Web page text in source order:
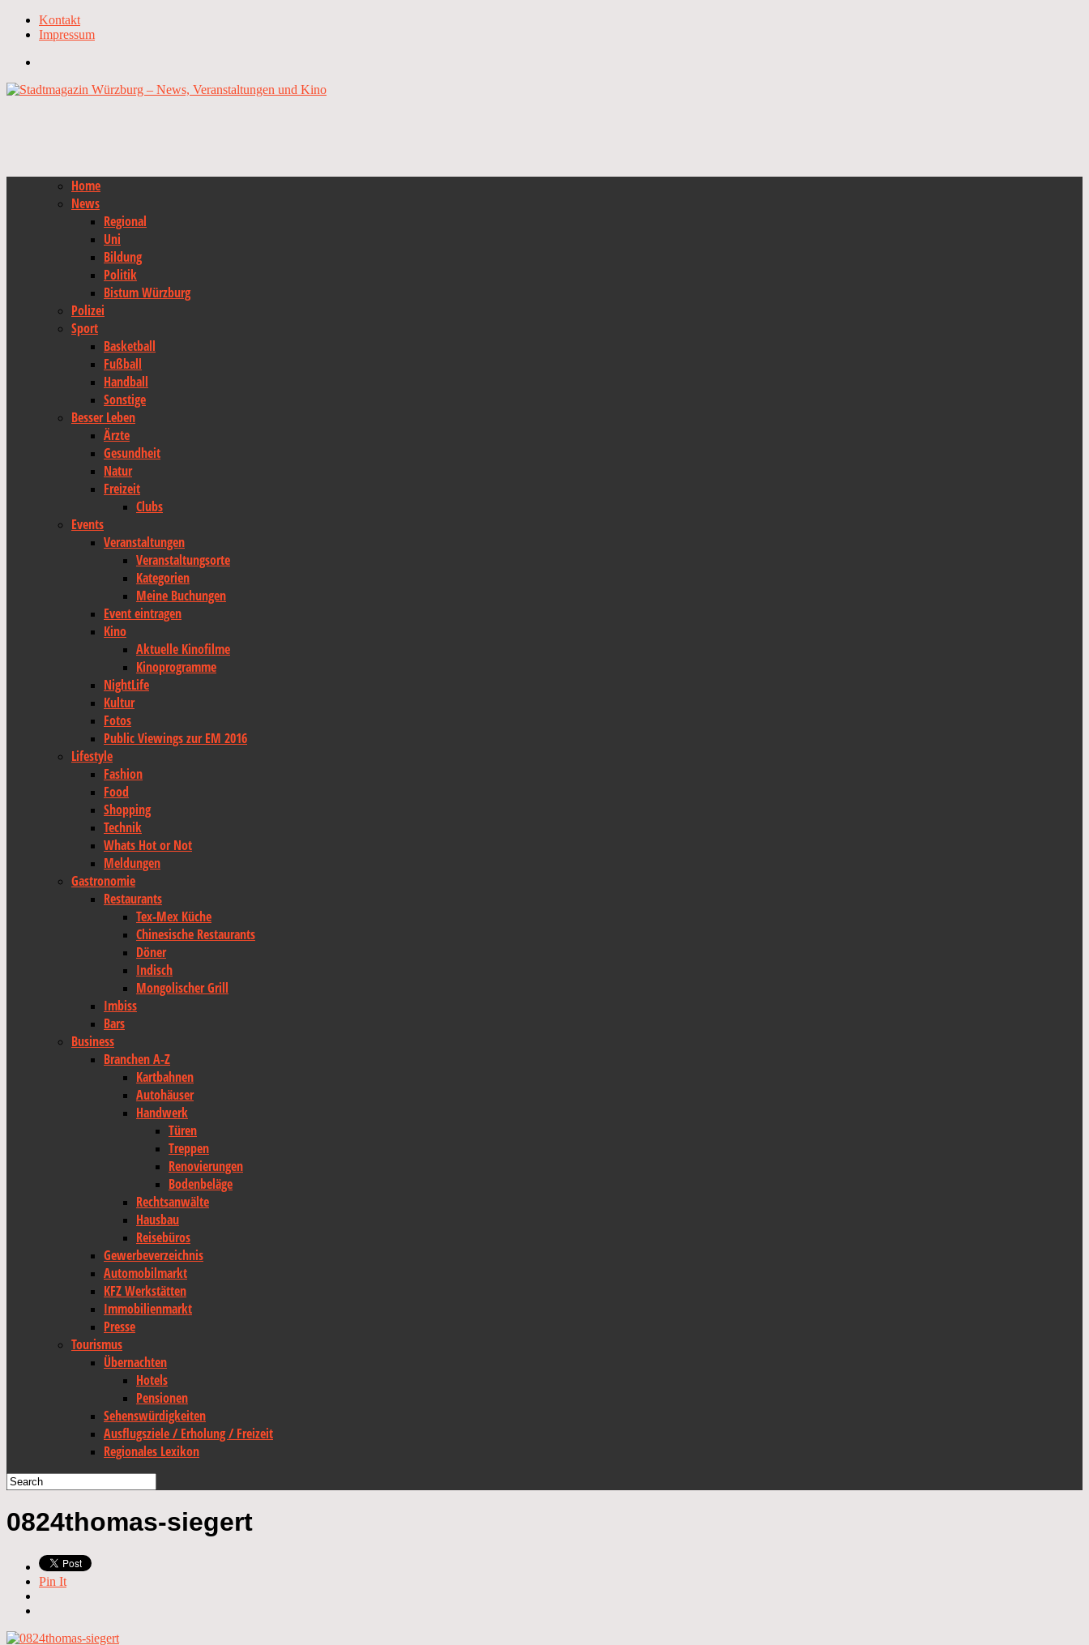
Kontakt
Impressum
Home
News
Regional
Uni
Bildung
Politik
Bistum Würzburg
Polizei
Sport
Basketball
Fußball
Handball
Sonstige
Besser Leben
Ärzte
Gesundheit
Natur
Freizeit
Clubs
Events
Veranstaltungen
Veranstaltungsorte
Kategorien
Meine Buchungen
Event eintragen
Kino
Aktuelle Kinofilme
Kinoprogramme
NightLife
Kultur
Fotos
Public Viewings zur EM 2016
Lifestyle
Fashion
Food
Shopping
Technik
Whats Hot or Not
Meldungen
Gastronomie
Restaurants
Tex-Mex Küche
Chinesische Restaurants
Döner
Indisch
Mongolischer Grill
Imbiss
Bars
Business
Branchen A-Z
Kartbahnen
Autohäuser
Handwerk
Türen
Treppen
Renovierungen
Bodenbeläge
Rechtsanwälte
Hausbau
Reisebüros
Gewerbeverzeichnis
Automobilmarkt
KFZ Werkstätten
Immobilienmarkt
Presse
Tourismus
Übernachten
Hotels
Pensionen
Sehenswürdigkeiten
Ausflugsziele / Erholung / Freizeit
Regionales Lexikon
0824thomas-siegert
Pin It